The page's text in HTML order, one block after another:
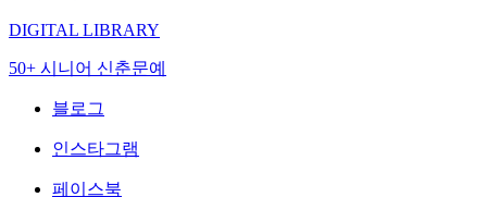
DIGITAL LIBRARY
50+ 시니어 신춘문예
블로그
인스타그램
페이스북